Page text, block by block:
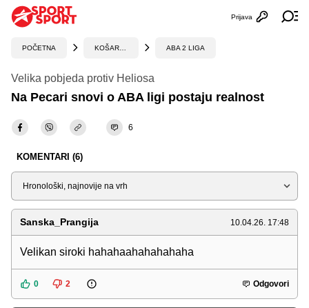
Otvori
Prijava
POČETNA ABA 2 LIGA
Velika pobjeda protiv Heliosa
Na Pecari snovi o ABA ligi postaju realnost
6
KOMENTARI (6)
Sortiraj
Sanska_Prangija 10.04.26. 17:48
Velikan siroki hahahaahahahahaha
0 2 Odgovori